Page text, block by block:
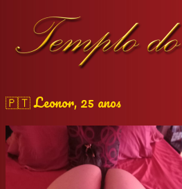
🇵🇹 Leonor, 25 anos